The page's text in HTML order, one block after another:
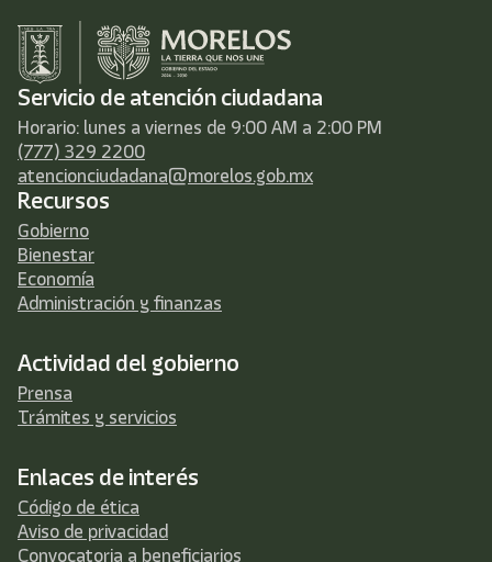
Servicio de atención ciudadana
Horario: lunes a viernes de 9:00 AM a 2:00 PM
(777) 329 2200
atencionciudadana@morelos.gob.mx
Recursos
Gobierno
Bienestar
Economía
Administración y finanzas
Actividad del gobierno
Prensa
Trámites y servicios
Enlaces de interés
Código de ética
Aviso de privacidad
Convocatoria a beneficiarios